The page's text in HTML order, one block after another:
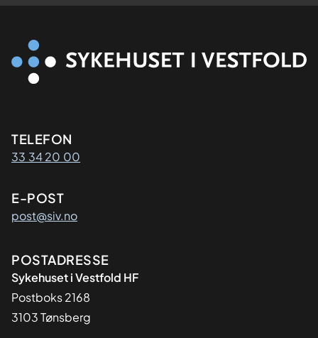
Kontaktinformasjon
TELEFON
33 34 20 00
E-POST
post@siv.no
Adresse
POSTADRESSE
Sykehuset i Vestfold HF
Postboks 2168
3103 Tønsberg